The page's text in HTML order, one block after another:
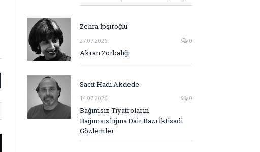
Zehra İpşiroğlu
27.07.2026 0
Akran Zorbalığı
Sacit Hadi Akdede
14.07.2026 0
Bağımsız Tiyatroların
Bağımsızlığına Dair Bazı İktisadi
Gözlemler